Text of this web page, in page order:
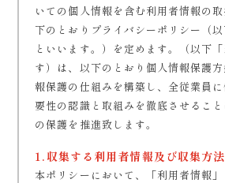
いての個人情報を含む利用者情報の
下のとおりプライバシーポリシー（以
といいます。）を定めます。（以下
す）は、以下のとおり個人情報保護
報保護の仕組みを構築し、全従業員
要性の認識と取組みを徹底させるこ
の保護を推進致します。
1.収集する利用者情報及び収集方法
本ポリシーにおいて、「利用者情報